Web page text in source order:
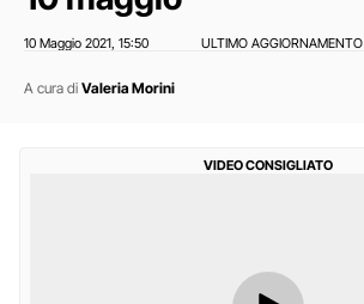
10 Maggio 2021 15:50 ULTIMO AGGIORNAMENTO
A cura di Valeria Morini
VIDEO CONSIGLIATO